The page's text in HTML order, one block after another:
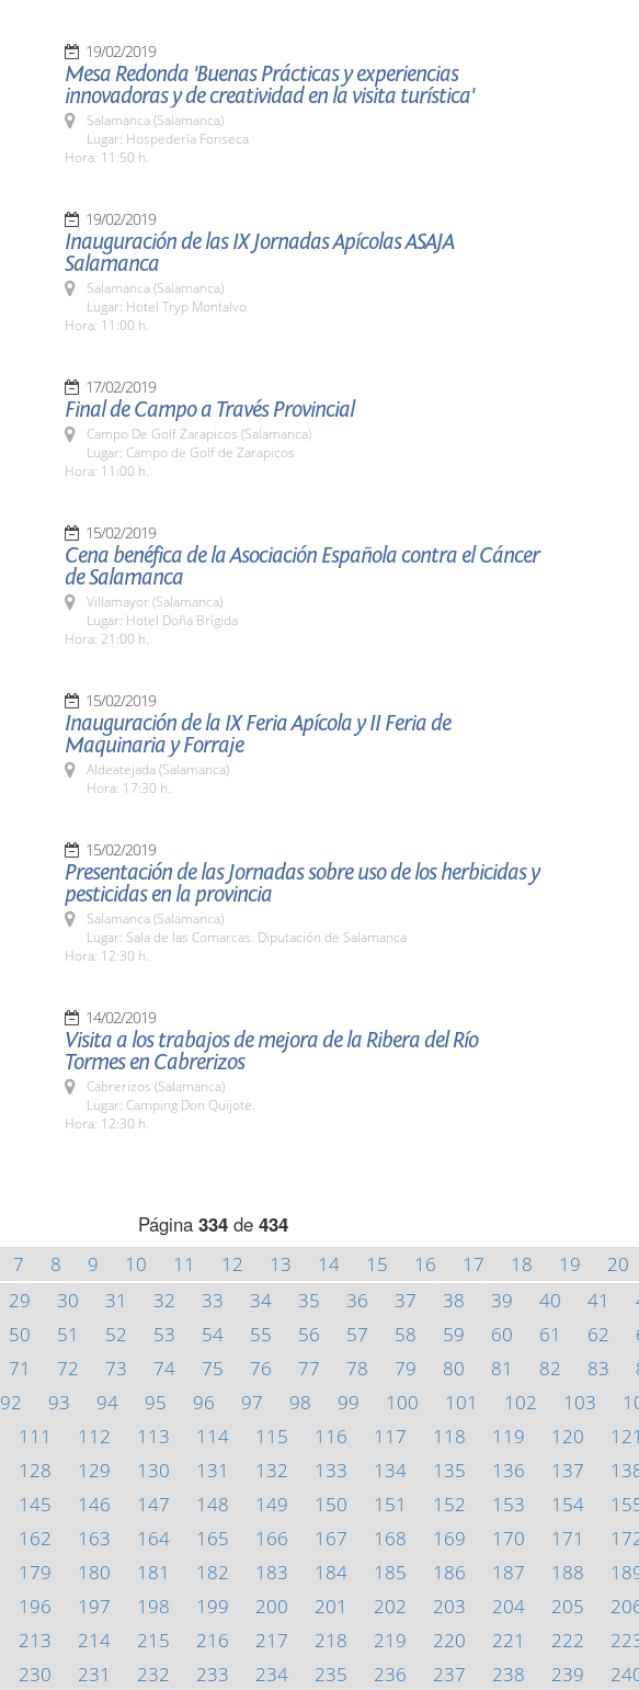
19/02/2019
Mesa Redonda 'Buenas Prácticas y experiencias
innovadoras y de creatividad en la visita turística'
Salamanca (Salamanca)
Lugar: Hospedería Fonseca
Hora: 11:50 h.
19/02/2019
Inauguración de las IX Jornadas Apícolas ASAJA
Salamanca
Salamanca (Salamanca)
Lugar: Hotel Tryp Montalvo
Hora: 11:00 h.
17/02/2019
Final de Campo a Través Provincial
Campo De Golf Zarapicos (Salamanca)
Lugar: Campo de Golf de Zarapicos
Hora: 11:00 h.
15/02/2019
Cena benéfica de la Asociación Española contra el Cáncer
de Salamanca
Villamayor (Salamanca)
Lugar: Hotel Doña Brígida
Hora: 21:00 h.
15/02/2019
Inauguración de la IX Feria Apícola y II Feria de
Maquinaria y Forraje
Aldeatejada (Salamanca)
Hora: 17:30 h.
15/02/2019
Presentación de las Jornadas sobre uso de los herbicidas y
pesticidas en la provincia
Salamanca (Salamanca)
Lugar: Sala de las Comarcas. Diputación de Salamanca
Hora: 12:30 h.
14/02/2019
Visita a los trabajos de mejora de la Ribera del Río
Tormes en Cabrerizos
Cabrerizos (Salamanca)
Lugar: Camping Don Quijote.
Hora: 12:30 h.
Página 334de 434
7 8 9 10 11 12 13 14 15 16 17 18 19 20
29 30 31 32 33 34 35 36 37 38 39 40 41
50 51 52 53 54 55 56 57 58 59 60 61 62
71 72 73 74 75 76 77 78 79 80 81 82 83
92 93 94 95 96 97 98 99 100 101 102 103
111 112 113 114 115 116 117 118 119 120 121
128 129 130 131 132 133 134 135 136 137
145 146 147 148 149 150 151 152 153 154
162 163 164 165 166 167 168 169 170 171
179 180 181 182 183 184 185 186 187 188
196 197 198 199 200 201 202 203 204 205
213 214 215 216 217 218 219 220 221 222
230 231 232 233 234 235 236 237 238 239